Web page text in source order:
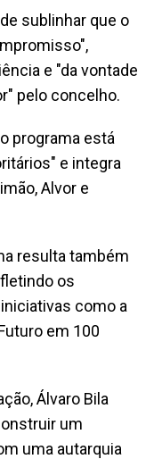
sublinhar que o
e "da vontade
pelo concelho.
programa está
e integra
Alvor e
resulta também
os
como a
em 100
Álvaro Bila
um
uma autarquia